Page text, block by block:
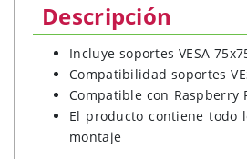
Descripción
Incluye soportes VESA
Compatibilidad soportes
Compatible con Raspberry
El producto contiene todo
montaje